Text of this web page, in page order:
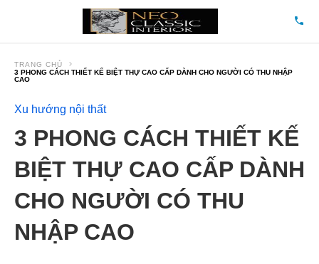
TRANG CHỦ
3 PHONG CÁCH THIẾT KẾ BIỆT THỰ CAO CẤP DÀNH CHO NGƯỜI CÓ THU NHẬP
CAO
Xu hướng nội thất
3 PHONG CÁCH THIẾT KẾ
BIỆT THỰ CAO CẤP DÀNH
CHO NGƯỜI CÓ THU
NHẬP CAO